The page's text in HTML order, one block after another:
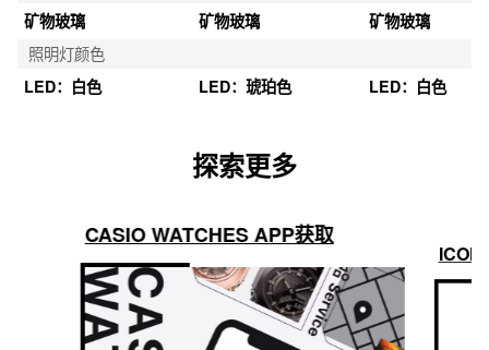
矿物玻璃
矿物玻璃
矿物玻璃
照明灯颜色
LED：白色
LED：琥珀色 LED：白色
探索更多
CASIO WATCHES APP获取